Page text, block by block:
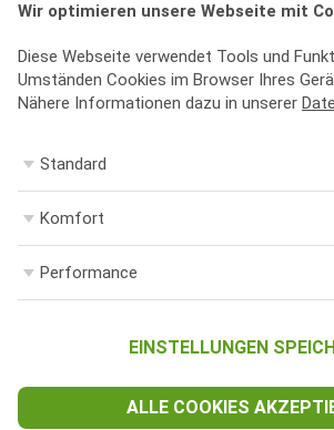
Wir optimieren unsere Webseite mit
Diese Webseite verwendet Tools und
Umständen Cookies im Browser Ihres
Nähere Informationen dazu in unserer
Standard
Komfort
Performance
ALLE COOKIES
EINSTELLUNGEN